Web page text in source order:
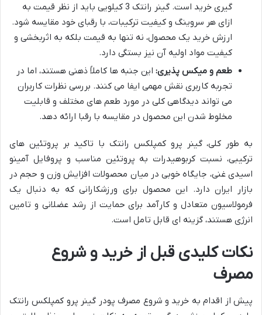
گیری خرید است. گینر رانتک 3 کیلویی باید از نظر قیمت به
ازای هر سروینگ و کیفیت ترکیبات، با رقبای خود مقایسه شود.
ارزش خرید یک محصول، نه تنها به قیمت بلکه به اثربخشی و
کیفیت مواد اولیه آن نیز بستگی دارد.
طعم و میکس پذیری: این جنبه ها کاملاً ذهنی هستند، اما در
تجربه کاربری نقش مهمی ایفا می کنند. بررسی نظرات کاربران
می تواند دیدگاهی کلی در مورد طعم های مختلف و قابلیت
مخلوط شدن این محصول در مقایسه با رقبا ارائه دهد.
به طور کلی، گینر پرو کمپلکس رانتک با تاکید بر پروتئین های
ترکیبی، نسبت کربوهیدرات به پروتئین مناسب و پروفایل آمینو
اسیدی غنی، جایگاه خوبی در میان محصولات افزایش وزن و حجم در
بازار ایران دارد. این محصول برای ورزشکارانی که به دنبال یک
فرمولاسیون متعادل و کارآمد برای حمایت از رشد عضلانی و تامین
انرژی هستند، گزینه ای قابل تامل است.
نکات کلیدی قبل از خرید و شروع
مصرف
پیش از اقدام به خرید و شروع مصرف پودر گینر پرو کمپلکس رانتک